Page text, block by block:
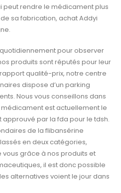
peut rendre le médicament plus
sa fabrication, achat Addyi
pour observer
produits sont réputés pour leur
qualité-prix, notre centre
dispose d’un parking
Nous vous conseillons dans
est actuellement le
approuvé par la fda pour le tdsh.
de la flibansérine
en deux catégories,
vous grâce à nos produits et
il est donc possible
alternatives voient le jour dans